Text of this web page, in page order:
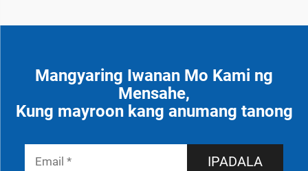
Mangyaring Iwanan Mo Kami ng
Mensahe,
Kung mayroon kang anumang tanong
IPADALA